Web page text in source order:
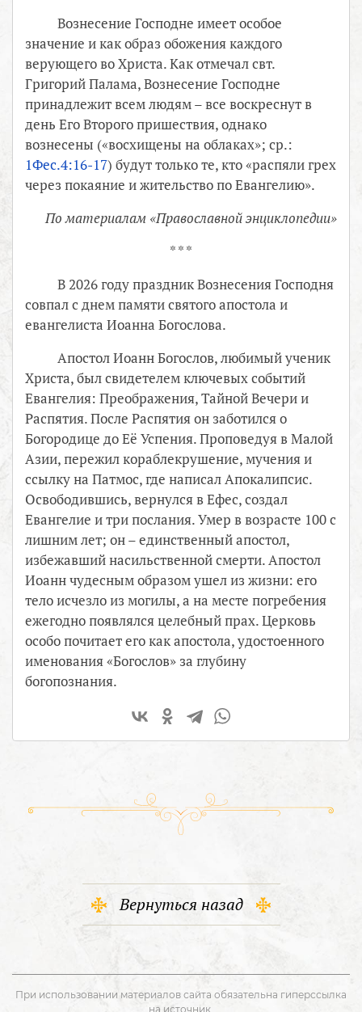
Вознесение Господне имеет особое
значение и как образ обожения каждого
верующего во Христа. Как отмечал свт.
Григорий Палама, Вознесение Господне
принадлежит всем людям – все воскреснут в
день Его Второго пришествия, однако
вознесены («восхищены на облаках»; ср.:
1Фес.4:16-17) будут только те, кто «распяли грех
через покаяние и жительство по Евангелию».
По материалам «Православной энциклопедии»
* * *
В 2026 году праздник Вознесения Господня
совпал с днем памяти святого апостола и
евангелиста Иоанна Богослова.
Апостол Иоанн Богослов, любимый ученик
Христа, был свидетелем ключевых событий
Евангелия: Преображения, Тайной Вечери и
Распятия. После Распятия он заботился о
Богородице до Её Успения. Проповедуя в Малой
Азии, пережил кораблекрушение, мучения и
ссылку на Патмос, где написал Апокалипсис.
Освободившись, вернулся в Ефес, создал
Евангелие и три послания. Умер в возрасте 100 с
лишним лет; он – единственный апостол,
избежавший насильственной смерти. Апостол
Иоанн чудесным образом ушел из жизни: его
тело исчезло из могилы, а на месте погребения
ежегодно появлялся целебный прах. Церковь
особо почитает его как апостола, удостоенного
именования «Богослов» за глубину
богопознания.
Вернуться назад
При использовании материалов сайта обязательна гиперссылка
на источник.